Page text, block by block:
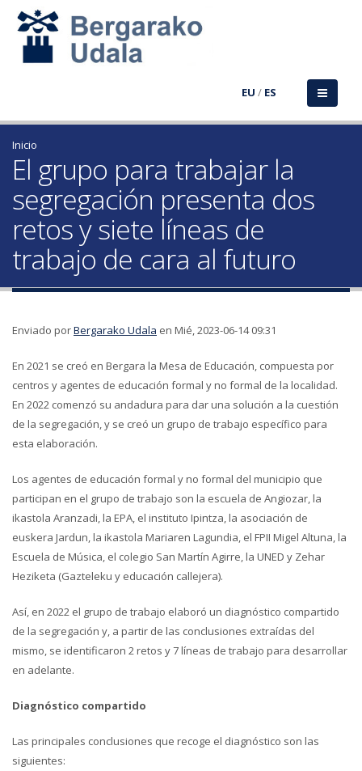
EU / ES
Inicio
El grupo para trabajar la
segregación presenta dos
retos y siete líneas de
trabajo de cara al futuro
Enviado porBergarako Udala en Mié, 2023-06-14 09:31
En 2021 se creó en Bergara la Mesa de Educación, compuesta por
centros y agentes de educación formal y no formal de la localidad.
En 2022 comenzó su andadura para dar una solución a la cuestión
de la segregación, y se creó un grupo de trabajo específico para
esta elaboración.
Los agentes de educación formal y no formal del municipio que
participan en el grupo de trabajo son la escuela de Angiozar, la
ikastola Aranzadi, la EPA, el instituto Ipintza, la asociación de
euskera Jardun, la ikastola Mariaren Lagundia, el FPII Migel Altuna, la
Escuela de Música, el colegio San Martín Agirre, la UNED y Zehar
Heziketa (Gazteleku y educación callejera).
Así, en 2022 el grupo de trabajo elaboró un diagnóstico compartido
de la segregación y, a partir de las conclusiones extraídas del
mismo, se identificaron 2 retos y 7 líneas de trabajo para desarrollar
en adelante.
Diagnóstico compartido
Las principales conclusiones que recoge el diagnóstico son las
siguientes: